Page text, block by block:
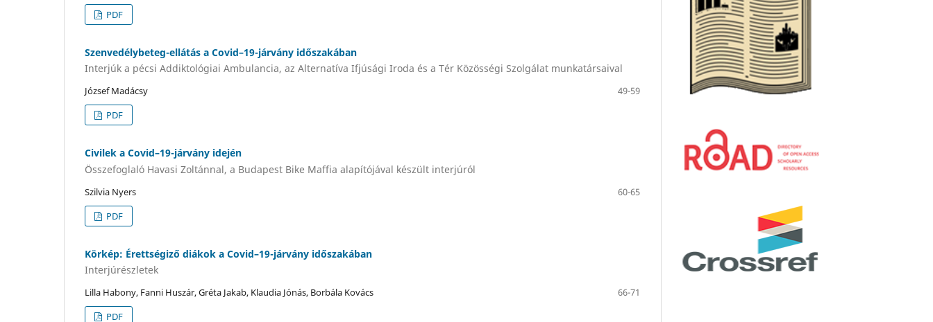
PDF
Szenvedélybeteg-ellátás a Covid–19-járvány időszakában
Interjúk a pécsi Addiktológiai Ambulancia, az Alternatíva Ifjúsági Iroda és a Tér Közösségi Szolgálat munkatársaival
József Madácsy
49-59
PDF
Civilek a Covid–19-járvány idején
Összefoglaló Havasi Zoltánnal, a Budapest Bike Maffia alapítójával készült interjúról
Szilvia Nyers
60-65
PDF
Körkép: Érettségiző diákok a Covid–19-járvány időszakában
Interjúrészletek
Lilla Habony, Fanni Huszár, Gréta Jakab, Klaudia Jónás, Borbála Kovács
66-71
PDF